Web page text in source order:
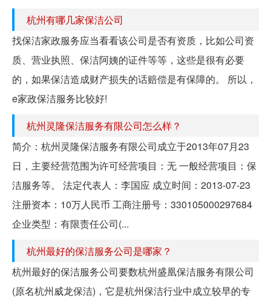
杭州有哪几家保洁公司
找保洁家政服务应当看看该公司是否有资质，比如公司资
质、营业执照、保洁阿姨的证件等等，这些是很有必要
的，如果保洁造成财产损失的话赔偿是有保障的。 所以，
e家政保洁服务比较好!
杭州灵隆保洁服务有限公司怎么样？
简介：杭州灵隆保洁服务有限公司成立于2013年07月23
日，主要经营范围为许可经营项目：无 一般经营项目：保
洁服务等。 法定代表人：李国应 成立时间：2013-07-23
注册资本：10万人民币 工商注册号：330105000297684
企业类型：有限责任公司(...
杭州最好的保洁服务公司是哪家？
杭州最好的保洁服务公司要数杭州盛凰保洁服务有限公司
(原名杭州威龙保洁)，它是杭州保洁行业中成立较早的专